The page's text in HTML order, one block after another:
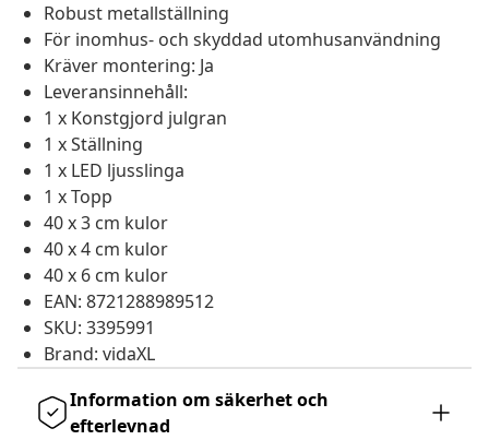
Robust metallställning
För inomhus- och skyddad utomhusanvändning
Kräver montering: Ja
Leveransinnehåll:
1 x Konstgjord julgran
1 x Ställning
1 x LED ljusslinga
1 x Topp
40 x 3 cm kulor
40 x 4 cm kulor
40 x 6 cm kulor
EAN: 8721288989512
SKU: 3395991
Brand: vidaXL
Information om säkerhet och
efterlevnad